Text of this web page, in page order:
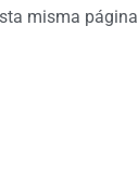
misma